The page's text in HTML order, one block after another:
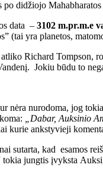
po didžiojo
data – 3102 m.pr.m.e
(tai yra planetos,
Richard Tompson,
Jokiu būdu to
nėra nurodoma, jog
„Dabar, Auksinio
kurie ankstyvieji
sutarta, kad esamos
jungtis įvyksta